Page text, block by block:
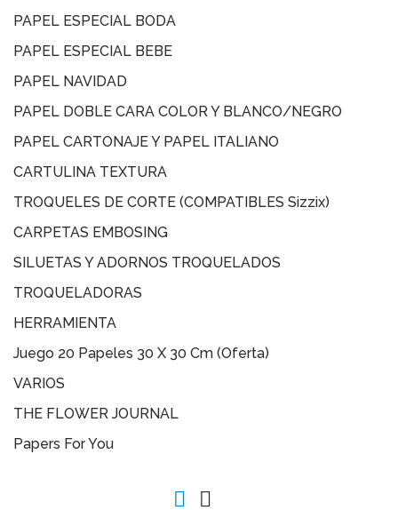
PAPEL ESPECIAL BODA
PAPEL ESPECIAL BEBE
PAPEL NAVIDAD
PAPEL DOBLE CARA COLOR Y BLANCO/NEGRO
PAPEL CARTONAJE Y PAPEL ITALIANO
CARTULINA TEXTURA
TROQUELES DE CORTE (COMPATIBLES Sizzix)
CARPETAS EMBOSING
SILUETAS Y ADORNOS TROQUELADOS
TROQUELADORAS
HERRAMIENTA
Juego 20 Papeles 30 X 30 Cm (oferta)
VARIOS
THE FLOWER JOURNAL
Papers For You